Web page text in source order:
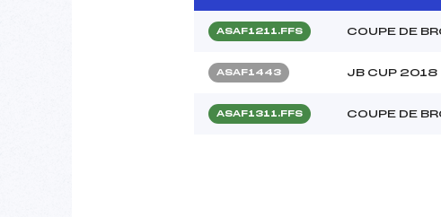
ASAF1211.FFS COUPE DE
ASAF1443 JB CUP 2018
ASAF1311.FFS COUPE DE